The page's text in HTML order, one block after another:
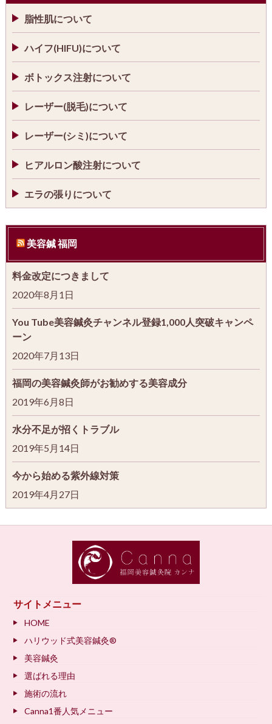
脂性肌について
ハイフ(HIFU)について
ボトックス注射について
レーザー(脱毛)について
レーザー(シミ)について
ヒアルロン酸注射について
エラの張りについて
美容鍼 福岡
料金改定につきまして
2020年8月1日
You Tube美容鍼灸チャンネル登録1,000人突破キャンペ
ーン
2020年7月13日
福岡の美容鍼灸師がお勧めする美容成分
2019年6月8日
水分不足が招くトラブル
2019年5月14日
今から始める紫外線対策
2019年4月27日
サイトメニュー
HOME
ハリウッド式美容鍼灸®
美容鍼灸
選ばれる理由
施術の流れ
Canna1番人気メニュー